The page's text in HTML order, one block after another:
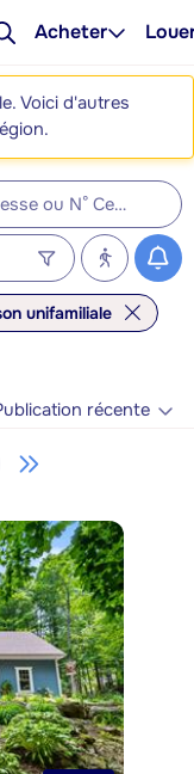
Acheter
Voici d'autres
unifamiliale
récente